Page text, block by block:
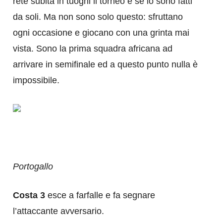
da soli. Ma non sono solo questo: sfruttano
ogni occasione e giocano con una grinta mai
vista. Sono la prima squadra africana ad
arrivare in semifinale ed a questo punto nulla è
impossibile.
Portogallo
Costa 3 esce a farfalle e fa segnare
l’attaccante avversario.